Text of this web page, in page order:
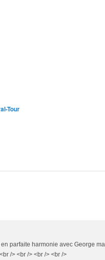
Tour
parfaite harmonie avec George
/> <br /> <br /> <br />